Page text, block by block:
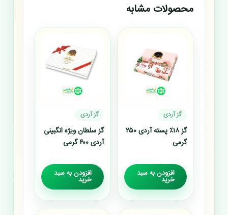
محصولات مشابه
گز آردی
گز ۱۸٪ پسته آردی ۲۵۰
گرمی
افزودن به سبد
خرید
گز آردی
گز سلطان ویژه انگبینی
آردی ۴۰۰ گرمی
افزودن به سبد
خرید